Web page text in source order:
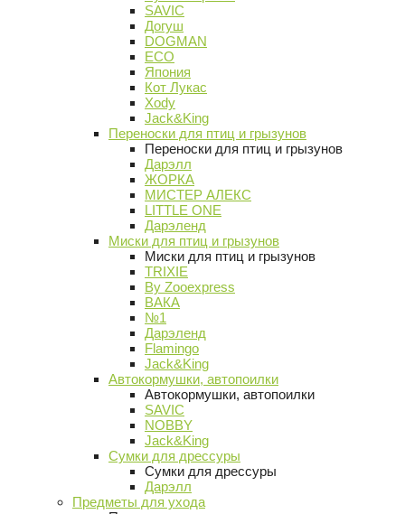
SAVIC
Догуш
DOGMAN
ECO
Япония
Кот Лукас
Xody
Jack&King
Переноски для птиц и грызунов
Переноски для птиц и грызунов
Дарэлл
ЖОРКА
МИСТЕР АЛЕКС
LITTLE ONE
Дарэленд
Миски для птиц и грызунов
Миски для птиц и грызунов
TRIXIE
By Zooexpress
ВАКА
№1
Дарэленд
Flamingo
Jack&King
Автокормушки, автопоилки
Автокормушки, автопоилки
SAVIC
NOBBY
Jack&King
Сумки для дрессуры
Сумки для дрессуры
Дарэлл
Предметы для ухода